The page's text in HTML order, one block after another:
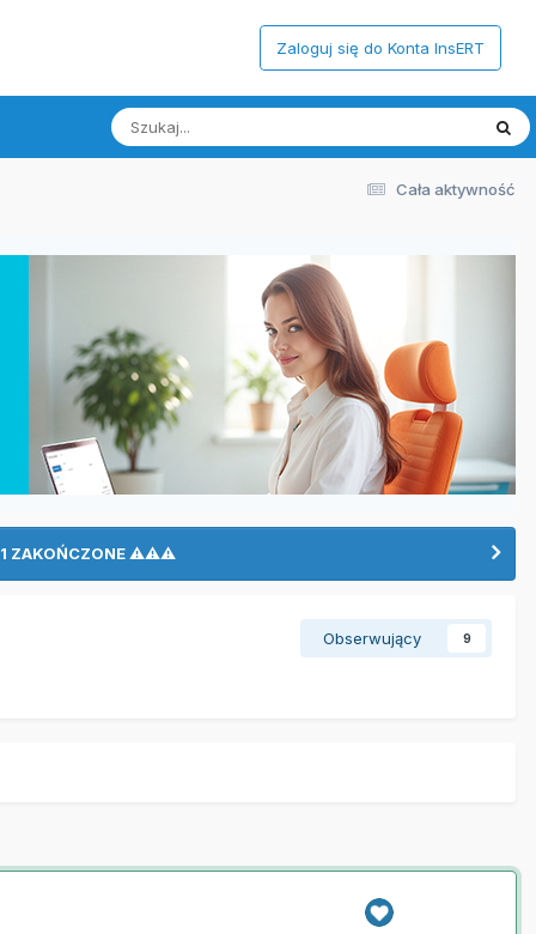
Zaloguj się do Konta InsERT
Cała aktywność
ZAKOŃCZONE ⚠⚠⚠
Obserwujący 9